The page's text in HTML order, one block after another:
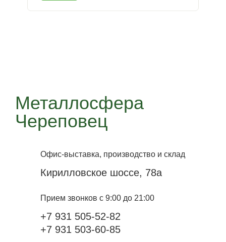
Металлосфера
Череповец
Офис-выставка, производство и склад
Кирилловское шоссе, 78а
Прием звонков с 9:00 до 21:00
+7 931 505-52-82
+7 931 503-60-85